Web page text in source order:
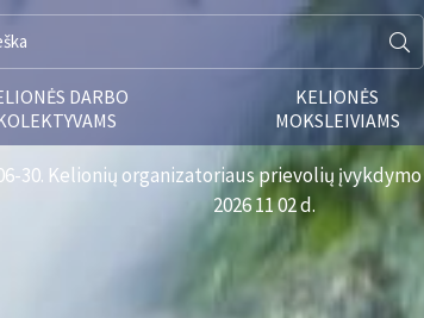
DARBO
KELIONĖS
MOKSLEIVIAMS
30. Kelionių organizatoriaus prievolių
2026 11 02 d.